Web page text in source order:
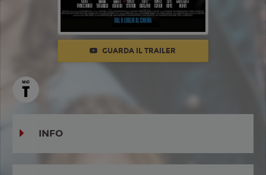
GUARDA IL TRAILER
INFO